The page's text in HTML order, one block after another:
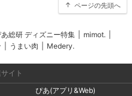
ページの先頭へ
総研 ディズニー特集 mimot.
うまい肉 Medery.
イト
ぴあ(アプリ&Web)